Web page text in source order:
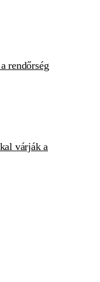
rendőrség
várják a